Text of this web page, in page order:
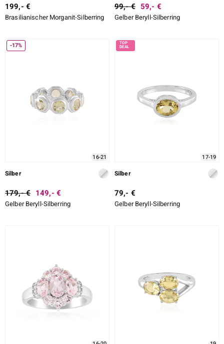
199,- €
Brasilianischer Morganit-Silberring
99,- € 59,- €
Gelber Beryll-Silberring
-17%
16-21
Silber
179,- € 149,- €
Gelber Beryll-Silberring
17-19
Silber
79,- €
Gelber Beryll-Silberring